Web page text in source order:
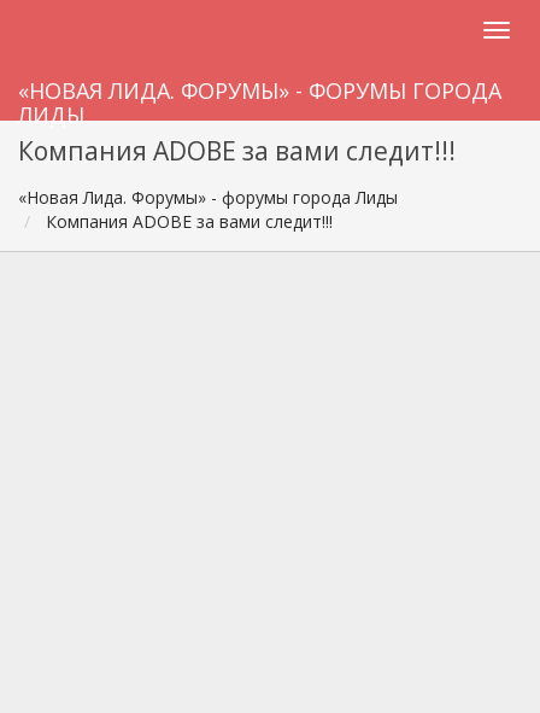
«НОВАЯ ЛИДА. ФОРУМЫ» - ФОРУМЫ ГОРОДА
ЛИДЫ
Компания ADOBE за вами следит!!!
«Новая Лида. Форумы» - форумы города Лиды
Компания ADOBE за вами следит!!!